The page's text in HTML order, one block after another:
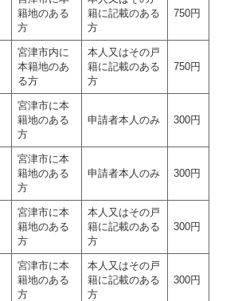
籍地のある
方
籍に記載のある
方
750円
宮津市内に
本籍地のあ
る方
本人又はその戸
籍に記載のある
方
750円
宮津市に本
籍地のある
方
申請者本人のみ 300円
宮津市に本
籍地のある
方
申請者本人のみ 300円
宮津市に本
籍地のある
方
本人又はその戸
籍に記載のある
方
300円
宮津市に本
籍地のある
方
本人又はその戸
籍に記載のある
方
300円